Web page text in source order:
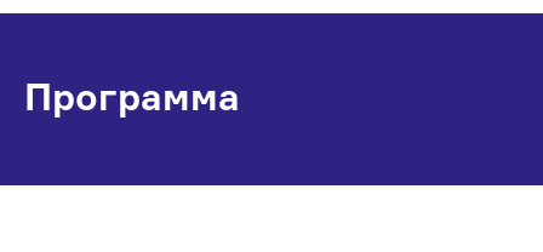
Программа